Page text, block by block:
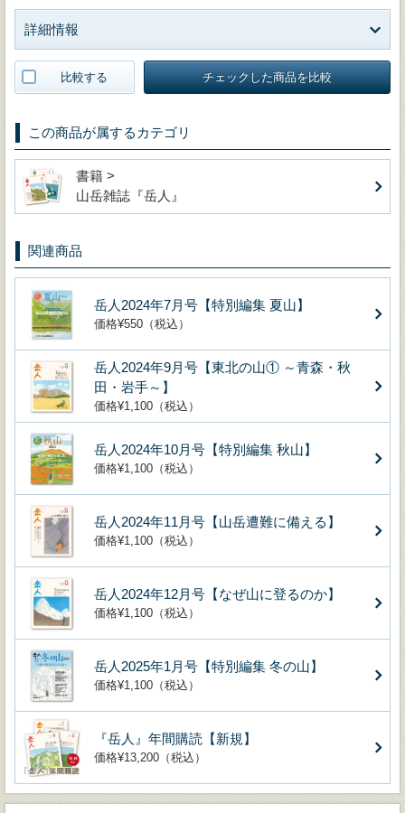
詳細情報
比較する チェックした商品を比較
この商品が属するカテゴリ
書籍 >
山岳雑誌『岳人』
関連商品
岳人2024年7月号【特別編集 夏山】
価格¥550（税込）
岳人2024年9月号【東北の山① ～青森・秋
田・岩手～】
価格¥1,100（税込）
岳人2024年10月号【特別編集 秋山】
価格¥1,100（税込）
岳人2024年11月号【山岳遭難に備える】
価格¥1,100（税込）
岳人2024年12月号【なぜ山に登るのか】
価格¥1,100（税込）
岳人2025年1月号【特別編集 冬の山】
価格¥1,100（税込）
『岳人』年間購読【新規】
価格¥13,200（税込）